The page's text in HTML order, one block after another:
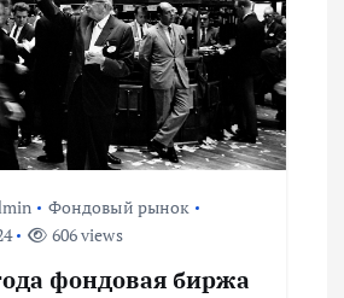
Фондовый рынок
606 views
фондовая биржа